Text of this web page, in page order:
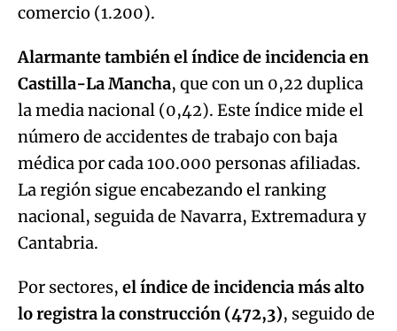
comercio (1.200).
Alarmante también el índice de incidencia en
Castilla-La Mancha, que con un 0,22 duplica
la media nacional (0,42). Este índice mide el
número de accidentes de trabajo con baja
médica por cada 100.000 personas afiliadas.
La región sigue encabezando el ranking
nacional, seguida de Navarra, Extremadura y
Cantabria.
Por sectores, el índice de incidencia más alto
lo registra la construcción (472,3), seguido de